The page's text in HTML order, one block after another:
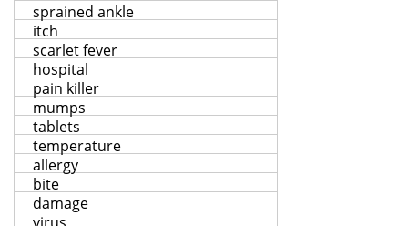
sprained ankle
itch
scarlet fever
hospital
pain killer
mumps
tablets
temperature
allergy
bite
damage